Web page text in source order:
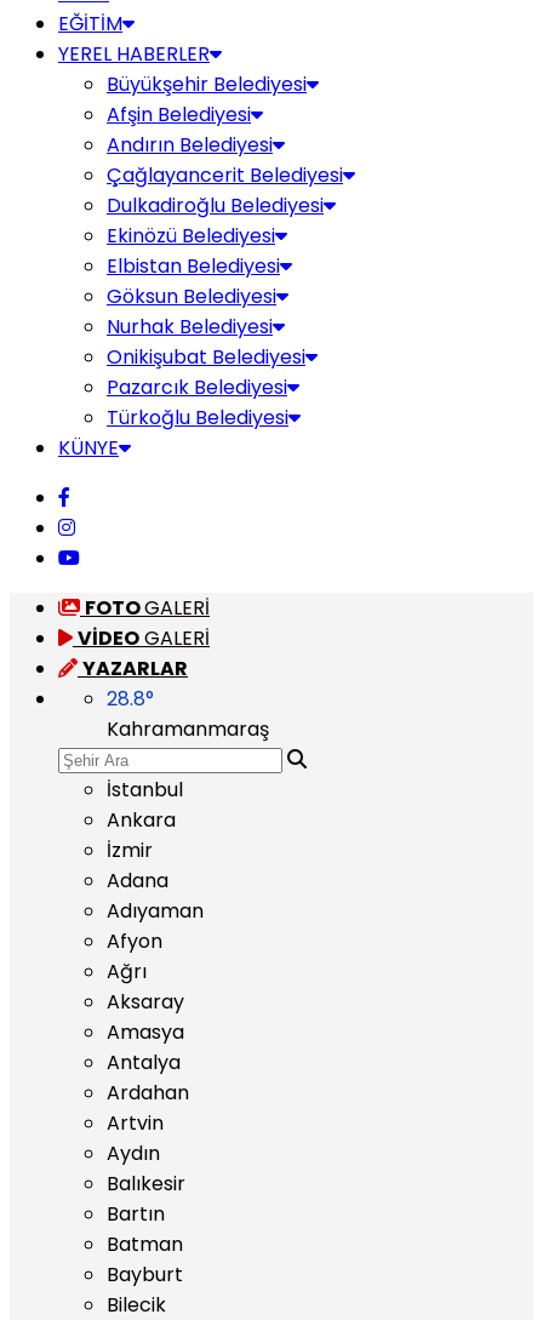
EĞİTİM
YEREL HABERLER
Büyükşehir Belediyesi
Afşin Belediyesi
Andırın Belediyesi
Çağlayancerit Belediyesi
Dulkadiroğlu Belediyesi
Ekinözü Belediyesi
Elbistan Belediyesi
Göksun Belediyesi
Nurhak Belediyesi
Onikişubat Belediyesi
Pazarcık Belediyesi
Türkoğlu Belediyesi
KÜNYE
FOTOGALERİ
VİDEOGALERİ
YAZARLAR
28.8°
Kahramanmaraş
İstanbul
Ankara
İzmir
Adana
Adıyaman
Afyon
Ağrı
Aksaray
Amasya
Antalya
Ardahan
Artvin
Aydın
Balıkesir
Bartın
Batman
Bayburt
Bilecik